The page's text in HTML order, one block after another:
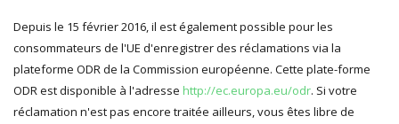
Depuis le 15 février 2016, il est également possible pour les
consommateurs de l'UE d'enregistrer des réclamations via la
plateforme ODR de la Commission européenne. Cette plate-forme
ODR est disponible à l'adresse http://ec.europa.eu/odr. Si votre
réclamation n'est pas encore traitée ailleurs, vous êtes libre de